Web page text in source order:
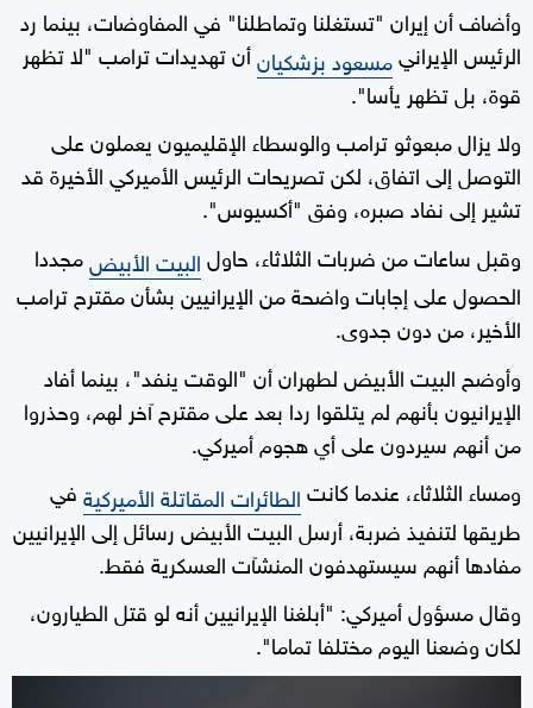
وأضاف أن إيران "تستغلنا وتماطلنا" في المفاوضات، بينما رد
الرئيس الإيرانيمسعود بزشكيانأن تهديدات ترامب "لا تظهر
قوة، بل تظهر يأسا".
ولا يزال مبعوثو ترامب والوسطاء الإقليميون يعملون على
التوصل إلى اتفاق، لكن تصريحات الرئيس الأميركي الأخيرة قد
تشير إلى نفاد صبره، وفق "أكسيوس".
وقبل ساعات من ضربات الثلاثاء، حاولالبيت الأبيضمجددا
الحصول على إجابات واضحة من الإيرانيين بشأن مقترح ترامب
الأخير، من دون جدوى.
وأوضح البيت الأبيض لطهران أن "الوقت ينفد"، بينما أفاد
الإيرانيون بأنهم لم يتلقوا ردا بعد على مقترح آخر لهم، وحذروا
من أنهم سيردون على أي هجوم أميركي.
ومساء الثلاثاء، عندما كانتالطائرات المقاتلة الأميركيةفي
طريقها لتنفيذ ضربة، أرسل البيت الأبيض رسائل إلى الإيرانيين
مفادها أنهم سيستهدفون المنشآت العسكرية فقط.
وقال مسؤول أميركي: "أبلغنا الإيرانيين أنه لو قتل الطيارون،
لكان وضعنا اليوم مختلفا تماما".